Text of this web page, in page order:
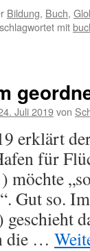
Bildung, Buch,
mit
Juli 2019von
erklärt
für
möchte
Gut so.
die …